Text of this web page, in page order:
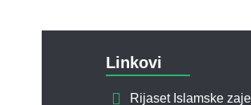
Linkovi
Rijaset Islamske